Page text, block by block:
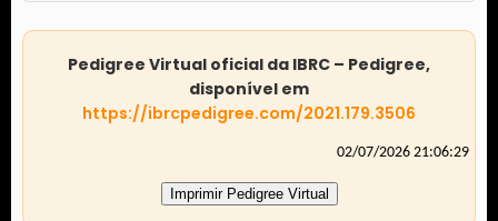
Pedigree Virtual oficial da IBRC – Pedigree,
disponível em
https://ibrcpedigree.com/2021.179.3506
02/07/2026 21:06:29
Imprimir Pedigree Virtual